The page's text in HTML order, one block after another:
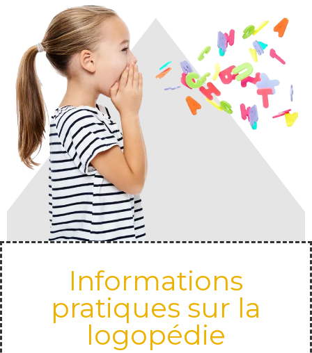
Informations
pratiques sur la
logopédie